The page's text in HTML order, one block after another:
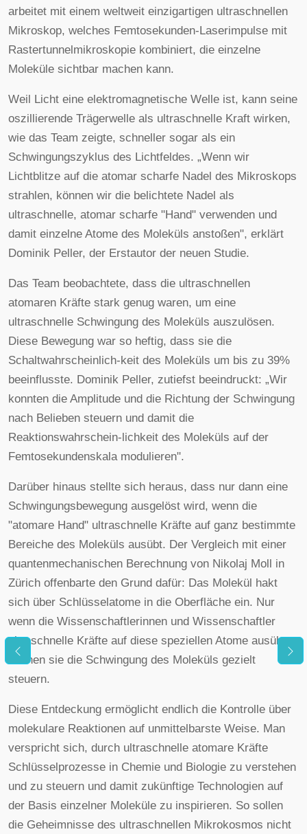
arbeitet mit einem weltweit einzigartigen ultraschnellen
Mikroskop, welches Femtosekunden-Laserimpulse mit
Rastertunnelmikroskopie kombiniert, die einzelne
Moleküle sichtbar machen kann.
Weil Licht eine elektromagnetische Welle ist, kann seine
oszillierende Trägerwelle als ultraschnelle Kraft wirken,
wie das Team zeigte, schneller sogar als ein
Schwingungszyklus des Lichtfeldes. „Wenn wir
Lichtblitze auf die atomar scharfe Nadel des Mikroskops
strahlen, können wir die belichtete Nadel als
ultraschnelle, atomar scharfe "Hand" verwenden und
damit einzelne Atome des Moleküls anstoßen", erklärt
Dominik Peller, der Erstautor der neuen Studie.
Das Team beobachtete, dass die ultraschnellen
atomaren Kräfte stark genug waren, um eine
ultraschnelle Schwingung des Moleküls auszulösen.
Diese Bewegung war so heftig, dass sie die
Schaltwahrscheinlich-keit des Moleküls um bis zu 39%
beeinflusste. Dominik Peller, zutiefst beeindruckt: „Wir
konnten die Amplitude und die Richtung der Schwingung
nach Belieben steuern und damit die
Reaktionswahrschein-lichkeit des Moleküls auf der
Femtosekundenskala modulieren".
Darüber hinaus stellte sich heraus, dass nur dann eine
Schwingungsbewegung ausgelöst wird, wenn die
"atomare Hand" ultraschnelle Kräfte auf ganz bestimmte
Bereiche des Moleküls ausübt. Der Vergleich mit einer
quantenmechanischen Berechnung von Nikolaj Moll in
Zürich offenbarte den Grund dafür: Das Molekül hakt
sich über Schlüsselatome in die Oberfläche ein. Nur
wenn die Wissenschaftlerinnen und Wissenschaftler
ultraschnelle Kräfte auf diese speziellen Atome ausüben,
können sie die Schwingung des Moleküls gezielt
steuern.
Diese Entdeckung ermöglicht endlich die Kontrolle über
molekulare Reaktionen auf unmittelbarste Weise. Man
verspricht sich, durch ultraschnelle atomare Kräfte
Schlüsselprozesse in Chemie und Biologie zu verstehen
und zu steuern und damit zukünftige Technologien auf
der Basis einzelner Moleküle zu inspirieren. So sollen
die Geheimnisse des ultraschnellen Mikrokosmos nicht